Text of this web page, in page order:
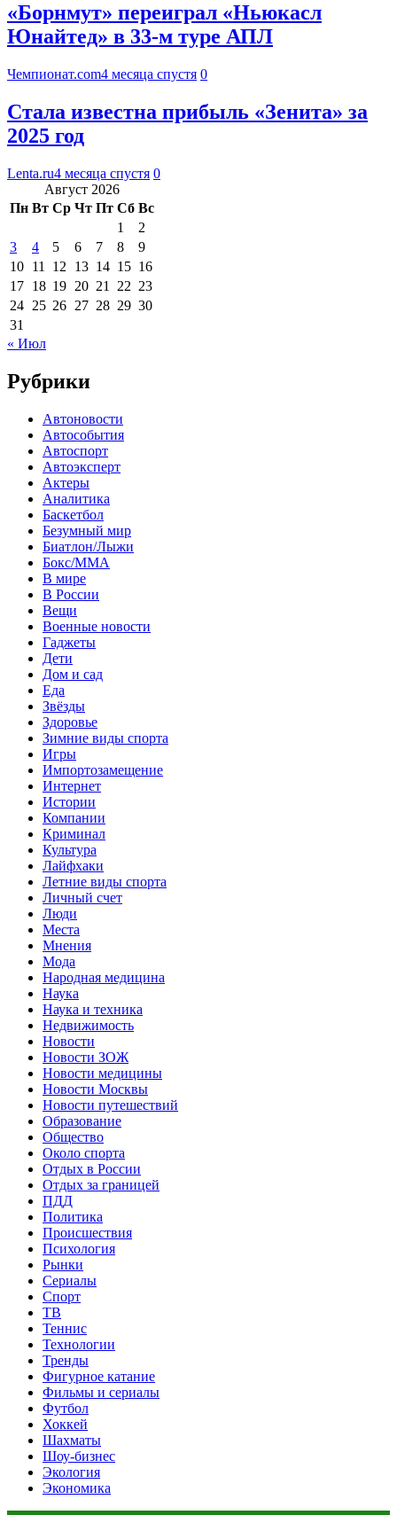
«Борнмут» переиграл «Ньюкасл
Юнайтед» в 33-м туре АПЛ
Чемпионат.com4 месяца спустя 0
Стала известна прибыль «Зенита» за
2025 год
Lenta.ru4 месяца спустя 0
Август 2026
Пн Вт Ср Чт Пт Сб Вс
1
2
3
4 5 6 7 8
9
10 11 12 13 14 15 16
17 18 19 20 21 22 23
24 25 26 27 28 29 30
31
« Июл
Рубрики
Автоновости
Автособытия
Автоспорт
Автоэксперт
Актеры
Аналитика
Баскетбол
Безумный мир
Биатлон/Лыжи
Бокс/MMA
В мире
В России
Вещи
Военные новости
Гаджеты
Дети
Дом и сад
Еда
Звёзды
Здоровье
Зимние виды спорта
Игры
Импортозамещение
Интернет
Истории
Компании
Криминал
Культура
Лайфхаки
Летние виды спорта
Личный счет
Люди
Места
Мнения
Мода
Народная медицина
Наука
Наука и техника
Недвижимость
Новости
Новости ЗОЖ
Новости медицины
Новости Москвы
Новости путешествий
Образование
Общество
Около спорта
Отдых в России
Отдых за границей
ПДД
Политика
Происшествия
Психология
Рынки
Сериалы
Спорт
ТВ
Теннис
Технологии
Тренды
Фигурное катание
Фильмы и сериалы
Футбол
Хоккей
Шахматы
Шоу-бизнес
Экология
Экономика